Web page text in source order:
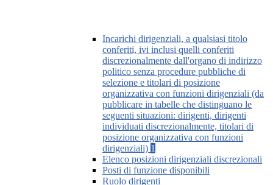
Incarichi dirigenziali, a qualsiasi titolo
conferiti, ivi inclusi quelli conferiti
discrezionalmente dall'organo di indirizzo
politico senza procedure pubbliche di
selezione e titolari di posizione
organizzativa con funzioni dirigenziali (da
pubblicare in tabelle che distinguano le
seguenti situazioni: dirigenti, dirigenti
individuati discrezionalmente, titolari di
posizione organizzativa con funzioni
dirigenziali) 1
Elenco posizioni dirigenziali discrezionali
Posti di funzione disponibili
Ruolo dirigenti